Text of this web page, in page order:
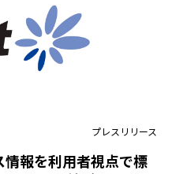
プレスリリース
報を利用者視点で標